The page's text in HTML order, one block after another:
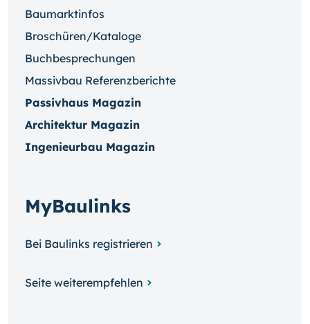
Baumarktinfos
Broschüren/Kataloge
Buchbesprechungen
Massivbau Referenzberichte
Passivhaus Magazin
Architektur Magazin
Ingenieurbau Magazin
MyBaulinks
Bei Baulinks registrieren
Seite weiterempfehlen